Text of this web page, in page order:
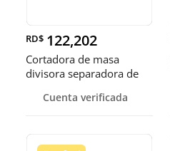
RD$ 122,202
Cortadora de masa
divisora separadora de
Cuenta verificada